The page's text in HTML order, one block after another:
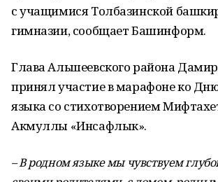
с учащимися Толбазинской
гимназии, сообщает Башинформ.
Глава Альшеевского района
принял участие в марафоне ко
языка со стихотворением
Акмуллы «Инсафлык».
– В родном языке мы чувствуем